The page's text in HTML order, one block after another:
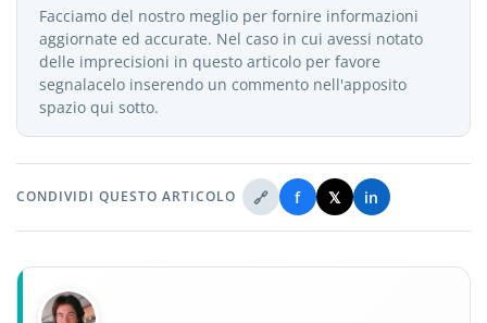
Facciamo del nostro meglio per fornire informazioni
aggiornate ed accurate. Nel caso in cui avessi notato
delle imprecisioni in questo articolo per favore
segnalacelo inserendo un commento nell'apposito
spazio qui sotto.
CONDIVIDI QUESTO ARTICOLO 🔗 f 𝕏 in